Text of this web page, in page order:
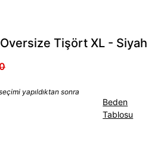
Tişört XL - Siyah
yapıldıktan sonra
Beden
Tablosu